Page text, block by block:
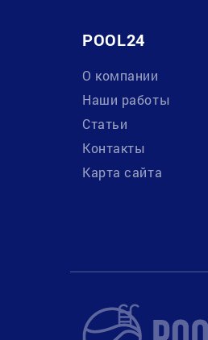
POOL24
О компании
Наши работы
Статьи
Контакты
Карта сайта